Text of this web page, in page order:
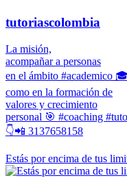
tutoriascolombia
La misión,
acompañar a personas
en el ámbito #academico
como en la formación de
valores y crecimiento
personal 🎯 #coaching
👇📲 3137658158
Estás por encima de tus